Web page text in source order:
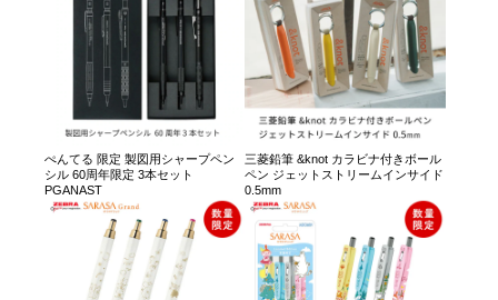
ぺんてる 限定 製図用シャープペン
シル 60周年限定 3本セット
PGANAST
三菱鉛筆 &knot カラビナ付きボール
ペン ジェットストリームインサイド
0.5mm